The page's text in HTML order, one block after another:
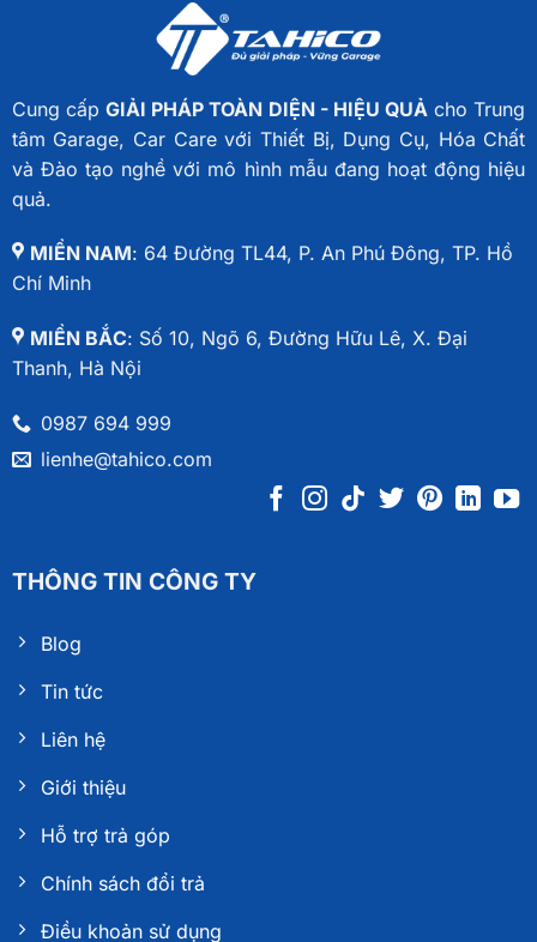
Cung cấpGIẢI PHÁP TOÀN DIỆN - HIỆU QUẢ cho Trung
tâm Garage, Car Care với Thiết Bị, Dụng Cụ, Hóa Chất
và Đào tạo nghề với mô hình mẫu đang hoạt động hiệu
quả.
MIỀN NAM: 64 Đường TL44, P. An Phú Đông, TP. Hồ
Chí Minh
MIỀN BẮC: Số 10, Ngõ 6, Đường Hữu Lê, X. Đại
Thanh, Hà Nội
0987 694 999
lienhe@tahico.com
THÔNG TIN CÔNG TY
Blog
Tin tức
Liên hệ
Giới thiệu
Hỗ trợ trả góp
Chính sách đổi trả
Điều khoản sử dụng